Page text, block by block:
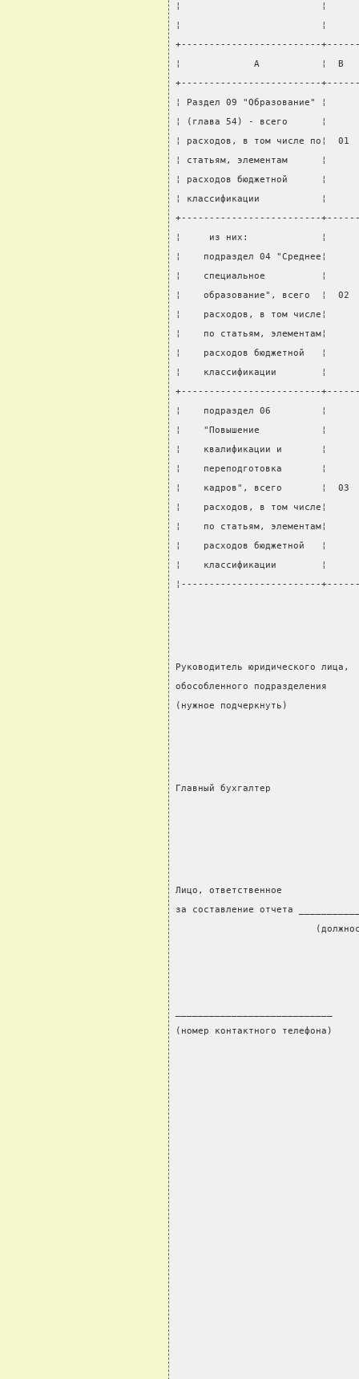
¦                         ¦      ¦
¦                         ¦
+-------------------------
¦             А           ¦  В
+-------------------------
¦ Раздел 09
¦ (глава 54) - всего
¦ расходов, в том
¦ статьям, элементам
¦ расходов бюджетной
¦ классификации
+-------------------------
¦     из них:             ¦
¦    подраздел 04
¦    специальное
¦    образование",
¦    расходов, в том
¦    по статьям,
¦    расходов
¦    классификации
+-------------------------
¦    подраздел 06
¦    "Повышение
¦    квалификации и
¦    переподготовка
¦    кадров", всего
¦    расходов, в том
¦    по статьям,
¦    расходов
¦    классификации
¦-------------------------
Руководитель юридического лица,
обособленного подразделения
(нужное подчеркнуть)
Главный бухгалтер
Лицо, ответственное
за составление отчета
(номер контактного телефона)